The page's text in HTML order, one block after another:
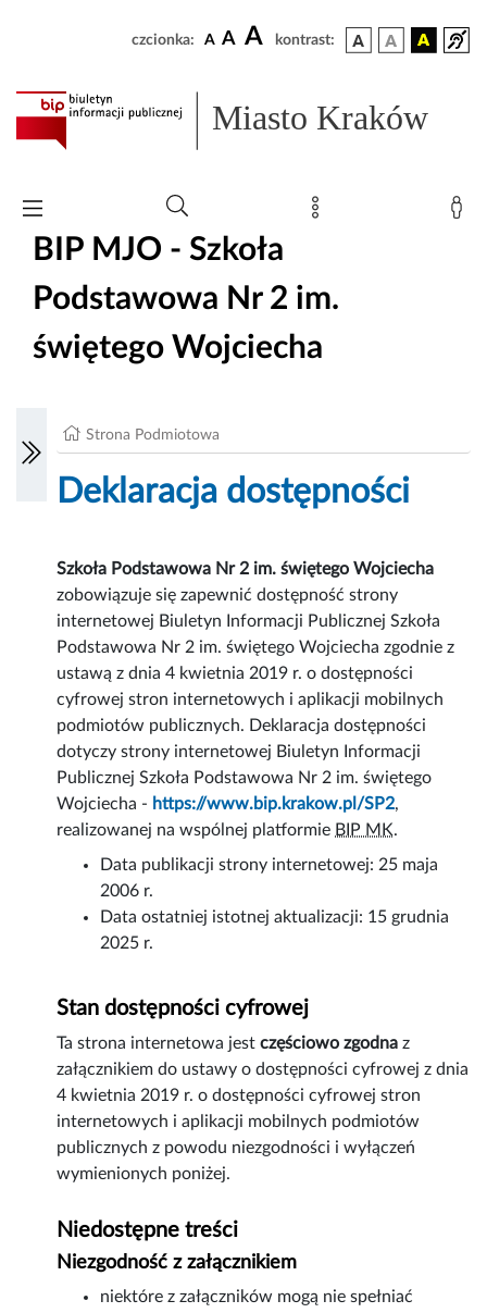
czcionka: A A A kontrast:
Miasto Kraków
BIP MJO - Szkoła
Podstawowa Nr 2 im.
świętego Wojciecha
Strona Podmiotowa
Deklaracja dostępności
Szkoła Podstawowa Nr 2 im. świętego Wojciecha
zobowiązuje się zapewnić dostępnośćstrony
internetowej Biuletyn Informacji Publicznej Szkoła
Podstawowa Nr 2 im. świętego Wojciecha zgodnie z
ustawą z dnia 4 kwietnia 2019 r. o dostępności
cyfrowej stron internetowych i aplikacji mobilnych
podmiotów publicznych. Deklaracja dostępności
dotyczy strony internetowej Biuletyn Informacji
Publicznej Szkoła Podstawowa Nr 2 im. świętego
Wojciecha - https://www.bip.krakow.pl/SP2,
realizowanej na wspólnej platformie BIP MK.
Data publikacji strony internetowej: 25 maja
2006 r.
Data ostatniej istotnej aktualizacji: 15 grudnia
2025 r.
Stan dostępności cyfrowej
Ta strona internetowa jestczęściowo zgodna z
załącznikiem do ustawy o dostępności cyfrowej z dnia
4 kwietnia 2019 r. o dostępności cyfrowej stron
internetowych i aplikacji mobilnych podmiotów
publicznych z powodu niezgodności i wyłączeń
wymienionych poniżej.
Niedostępne treści
Niezgodność z załącznikiem
niektóre z załączników mogą nie spełniać